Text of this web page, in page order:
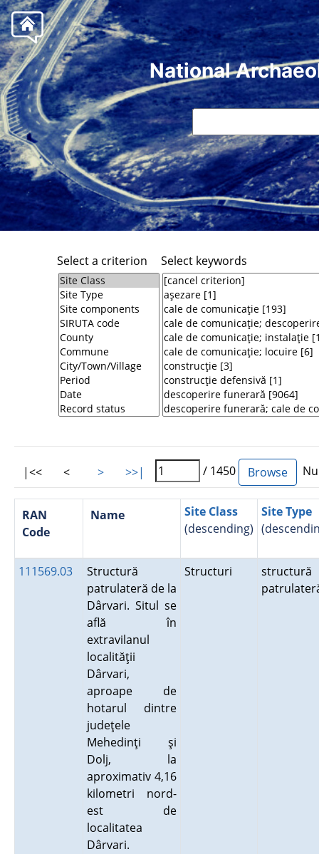
National
Select a criterion Select keywords
|<< < > >>| / 1450
RAN
Code
Name
Site Class
(descending)
Site Type
111569.03
Structură
patrulateră de la
Dârvari. Situl se
află în
extravilanul
localităţii
Dârvari,
aproape de
hotarul dintre
judeţele
Mehedinţi şi
Dolj, la
aproximativ 4,16
kilometri nord-
est de
localitatea
Dârvari.
Structuri
structură